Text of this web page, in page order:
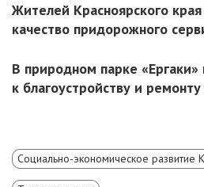
Жителей Красноярского
качество придорожного
В природном парке «Ергаки»
к благоустройству и
Социально-экономическое развитие